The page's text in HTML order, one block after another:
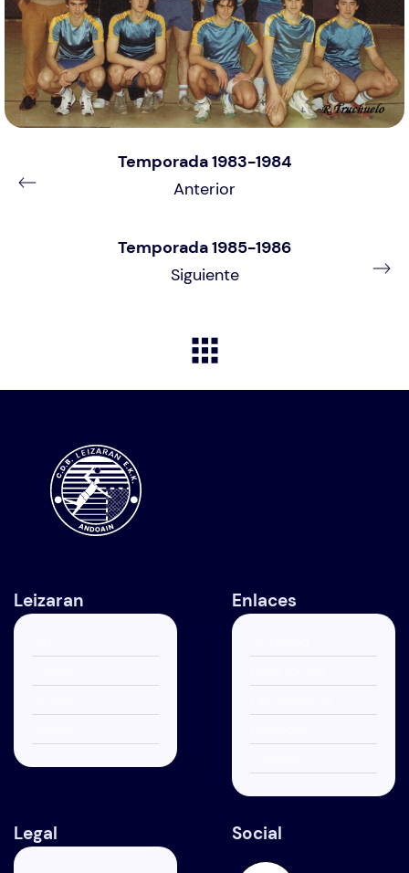
Temporada 1983-1984
Anterior
Temporada 1985-1986
Siguiente
Leizaran Enlaces
Legal Social